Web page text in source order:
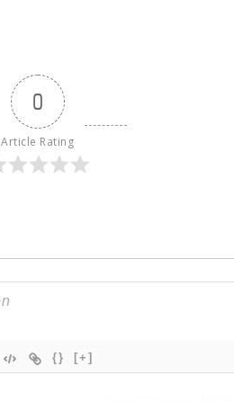
0
Article Rating
{} [+]